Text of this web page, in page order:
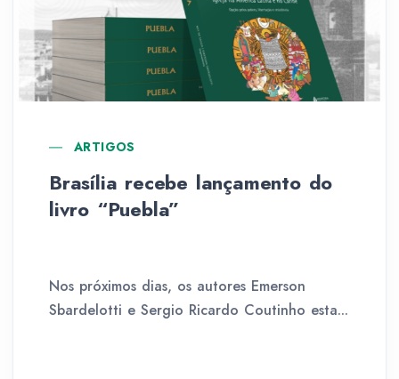
ARTIGOS
Brasília recebe lançamento do
livro “Puebla”
Nos próximos dias, os autores Emerson
Sbardelotti e Sergio Ricardo Coutinho esta...